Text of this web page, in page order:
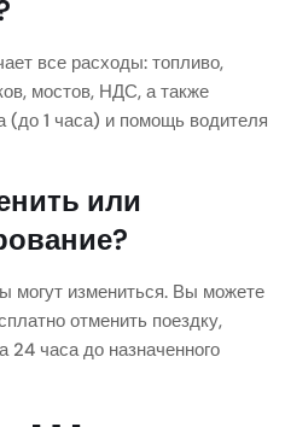
все расходы: топливо,
мостов, НДС, а также
(до 1 часа) и помощь водителя
или
могут измениться. Вы можете
отменить поездку,
24 часа до назначенного